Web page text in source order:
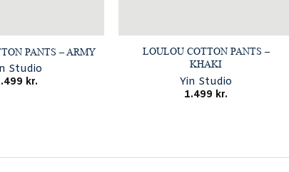
PANTS – ARMY
Studio
kr.
LOULOU COTTON PANTS –
KHAKI
Yin Studio
1.499 kr.